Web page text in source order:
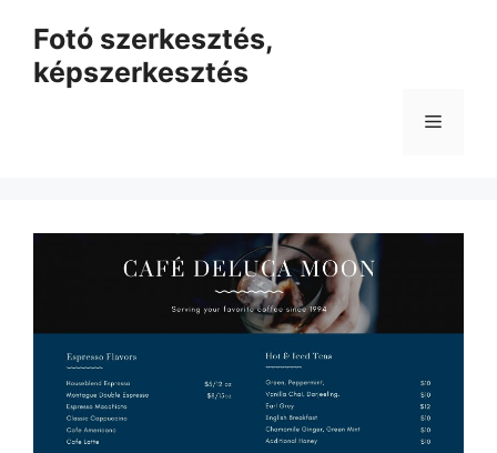
tartalomba
Fotó szerkesztés,
képszerkesztés
Menü